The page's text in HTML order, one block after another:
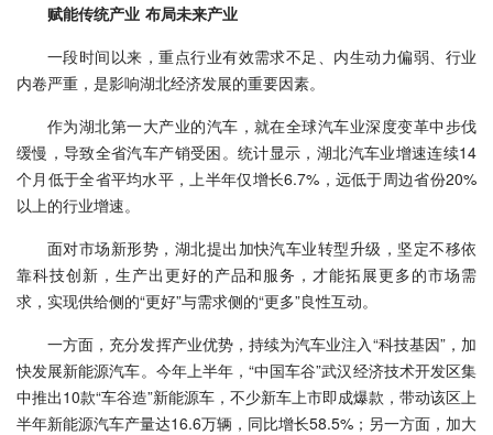
赋能传统产业 布局未来产业
一段时间以来，重点行业有效需求不足、内生动力偏弱、行业
内卷严重，是影响湖北经济发展的重要因素。
作为湖北第一大产业的汽车，就在全球汽车业深度变革中步伐
缓慢，导致全省汽车产销受困。统计显示，湖北汽车业增速连续14
个月低于全省平均水平，上半年仅增长6.7%，远低于周边省份20%
以上的行业增速。
面对市场新形势，湖北提出加快汽车业转型升级，坚定不移依
靠科技创新，生产出更好的产品和服务，才能拓展更多的市场需
求，实现供给侧的“更好”与需求侧的“更多”良性互动。
一方面，充分发挥产业优势，持续为汽车业注入“科技基因”，加
快发展新能源汽车。今年上半年，“中国车谷”武汉经济技术开发区集
中推出10款“车谷造”新能源车，不少新车上市即成爆款，带动该区上
半年新能源汽车产量达16.6万辆，同比增长58.5%；另一方面，加大